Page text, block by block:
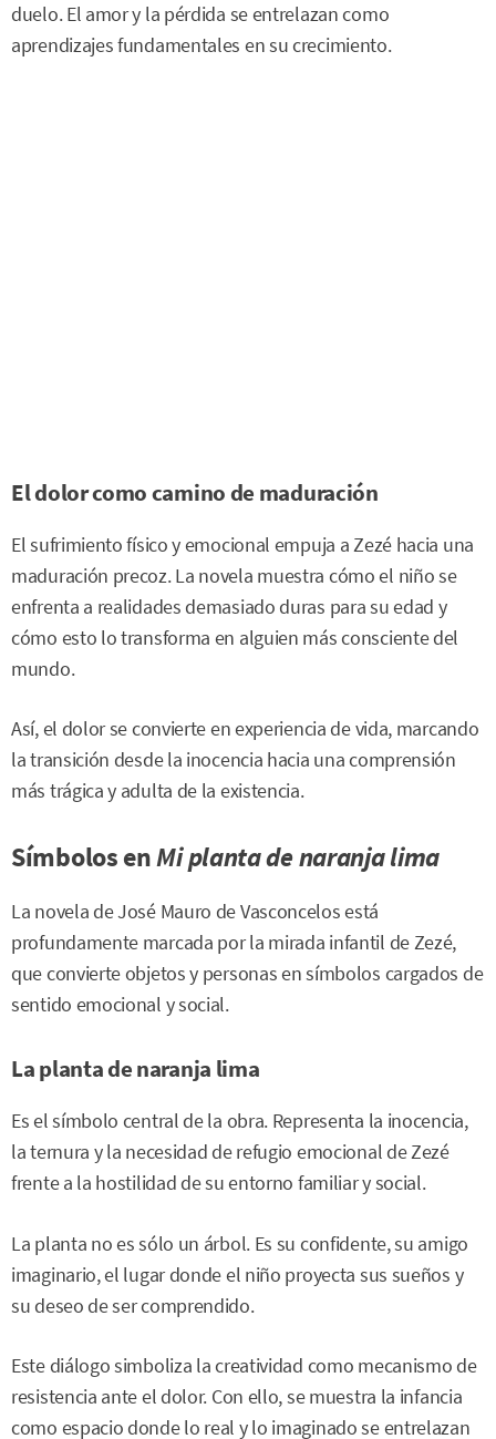
duelo. El amor y la pérdida se entrelazan como
aprendizajes fundamentales en su crecimiento.
El dolor como camino de maduración
El sufrimiento físico y emocional empuja a Zezé hacia una
maduración precoz. La novela muestra cómo el niño se
enfrenta a realidades demasiado duras para su edad y
cómo esto lo transforma en alguien más consciente del
mundo.
Así, el dolor se convierte en experiencia de vida, marcando
la transición desde la inocencia hacia una comprensión
más trágica y adulta de la existencia.
Símbolos enMi planta de naranja lima
La novela de José Mauro de Vasconcelos está
profundamente marcada por la mirada infantil de Zezé,
que convierte objetos y personas en símbolos cargados de
sentido emocional y social.
La planta de naranja lima
Es el símbolo central de la obra. Representa la inocencia,
la ternura y la necesidad de refugio emocional de Zezé
frente a la hostilidad de su entorno familiar y social.
La planta no es sólo un árbol. Es su confidente, su amigo
imaginario, el lugar donde el niño proyecta sus sueños y
su deseo de ser comprendido.
Este diálogo simboliza la creatividad como mecanismo de
resistencia ante el dolor. Con ello, se muestra la infancia
como espacio donde lo real y lo imaginado se entrelazan